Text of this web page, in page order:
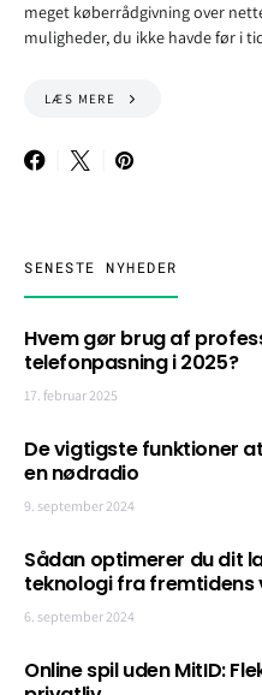
meget køberrådgivning over
muligheder, du ikke havde før i
LÆS MERE
SENESTE NYHEDER
Hvem gør brug af
telefonpasning i 2025?
17. februar 2025
De vigtigste funktioner
en nødradio
9. september 2024
Sådan optimerer du dit
teknologi fra fremtidens
6. september 2024
Online spil uden MitID: